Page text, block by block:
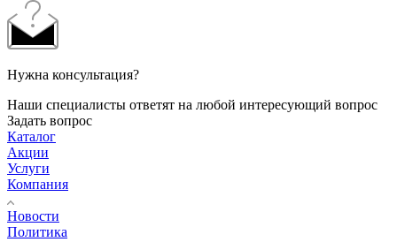
Нужна консультация?
Наши специалисты ответят на любой интересующий вопрос
Задать вопрос
Каталог
Акции
Услуги
Компания
Новости
Политика